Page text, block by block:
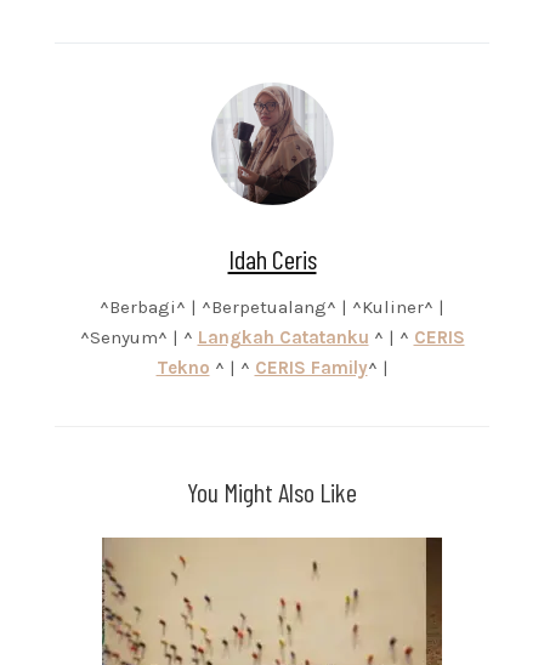
Idah Ceris
^Berbagi^ | ^Berpetualang^ | ^Kuliner^ |
^Senyum^ | ^ Langkah Catatanku ^ | ^ CERIS
Tekno ^ | ^ CERIS Family^ |
You Might Also Like